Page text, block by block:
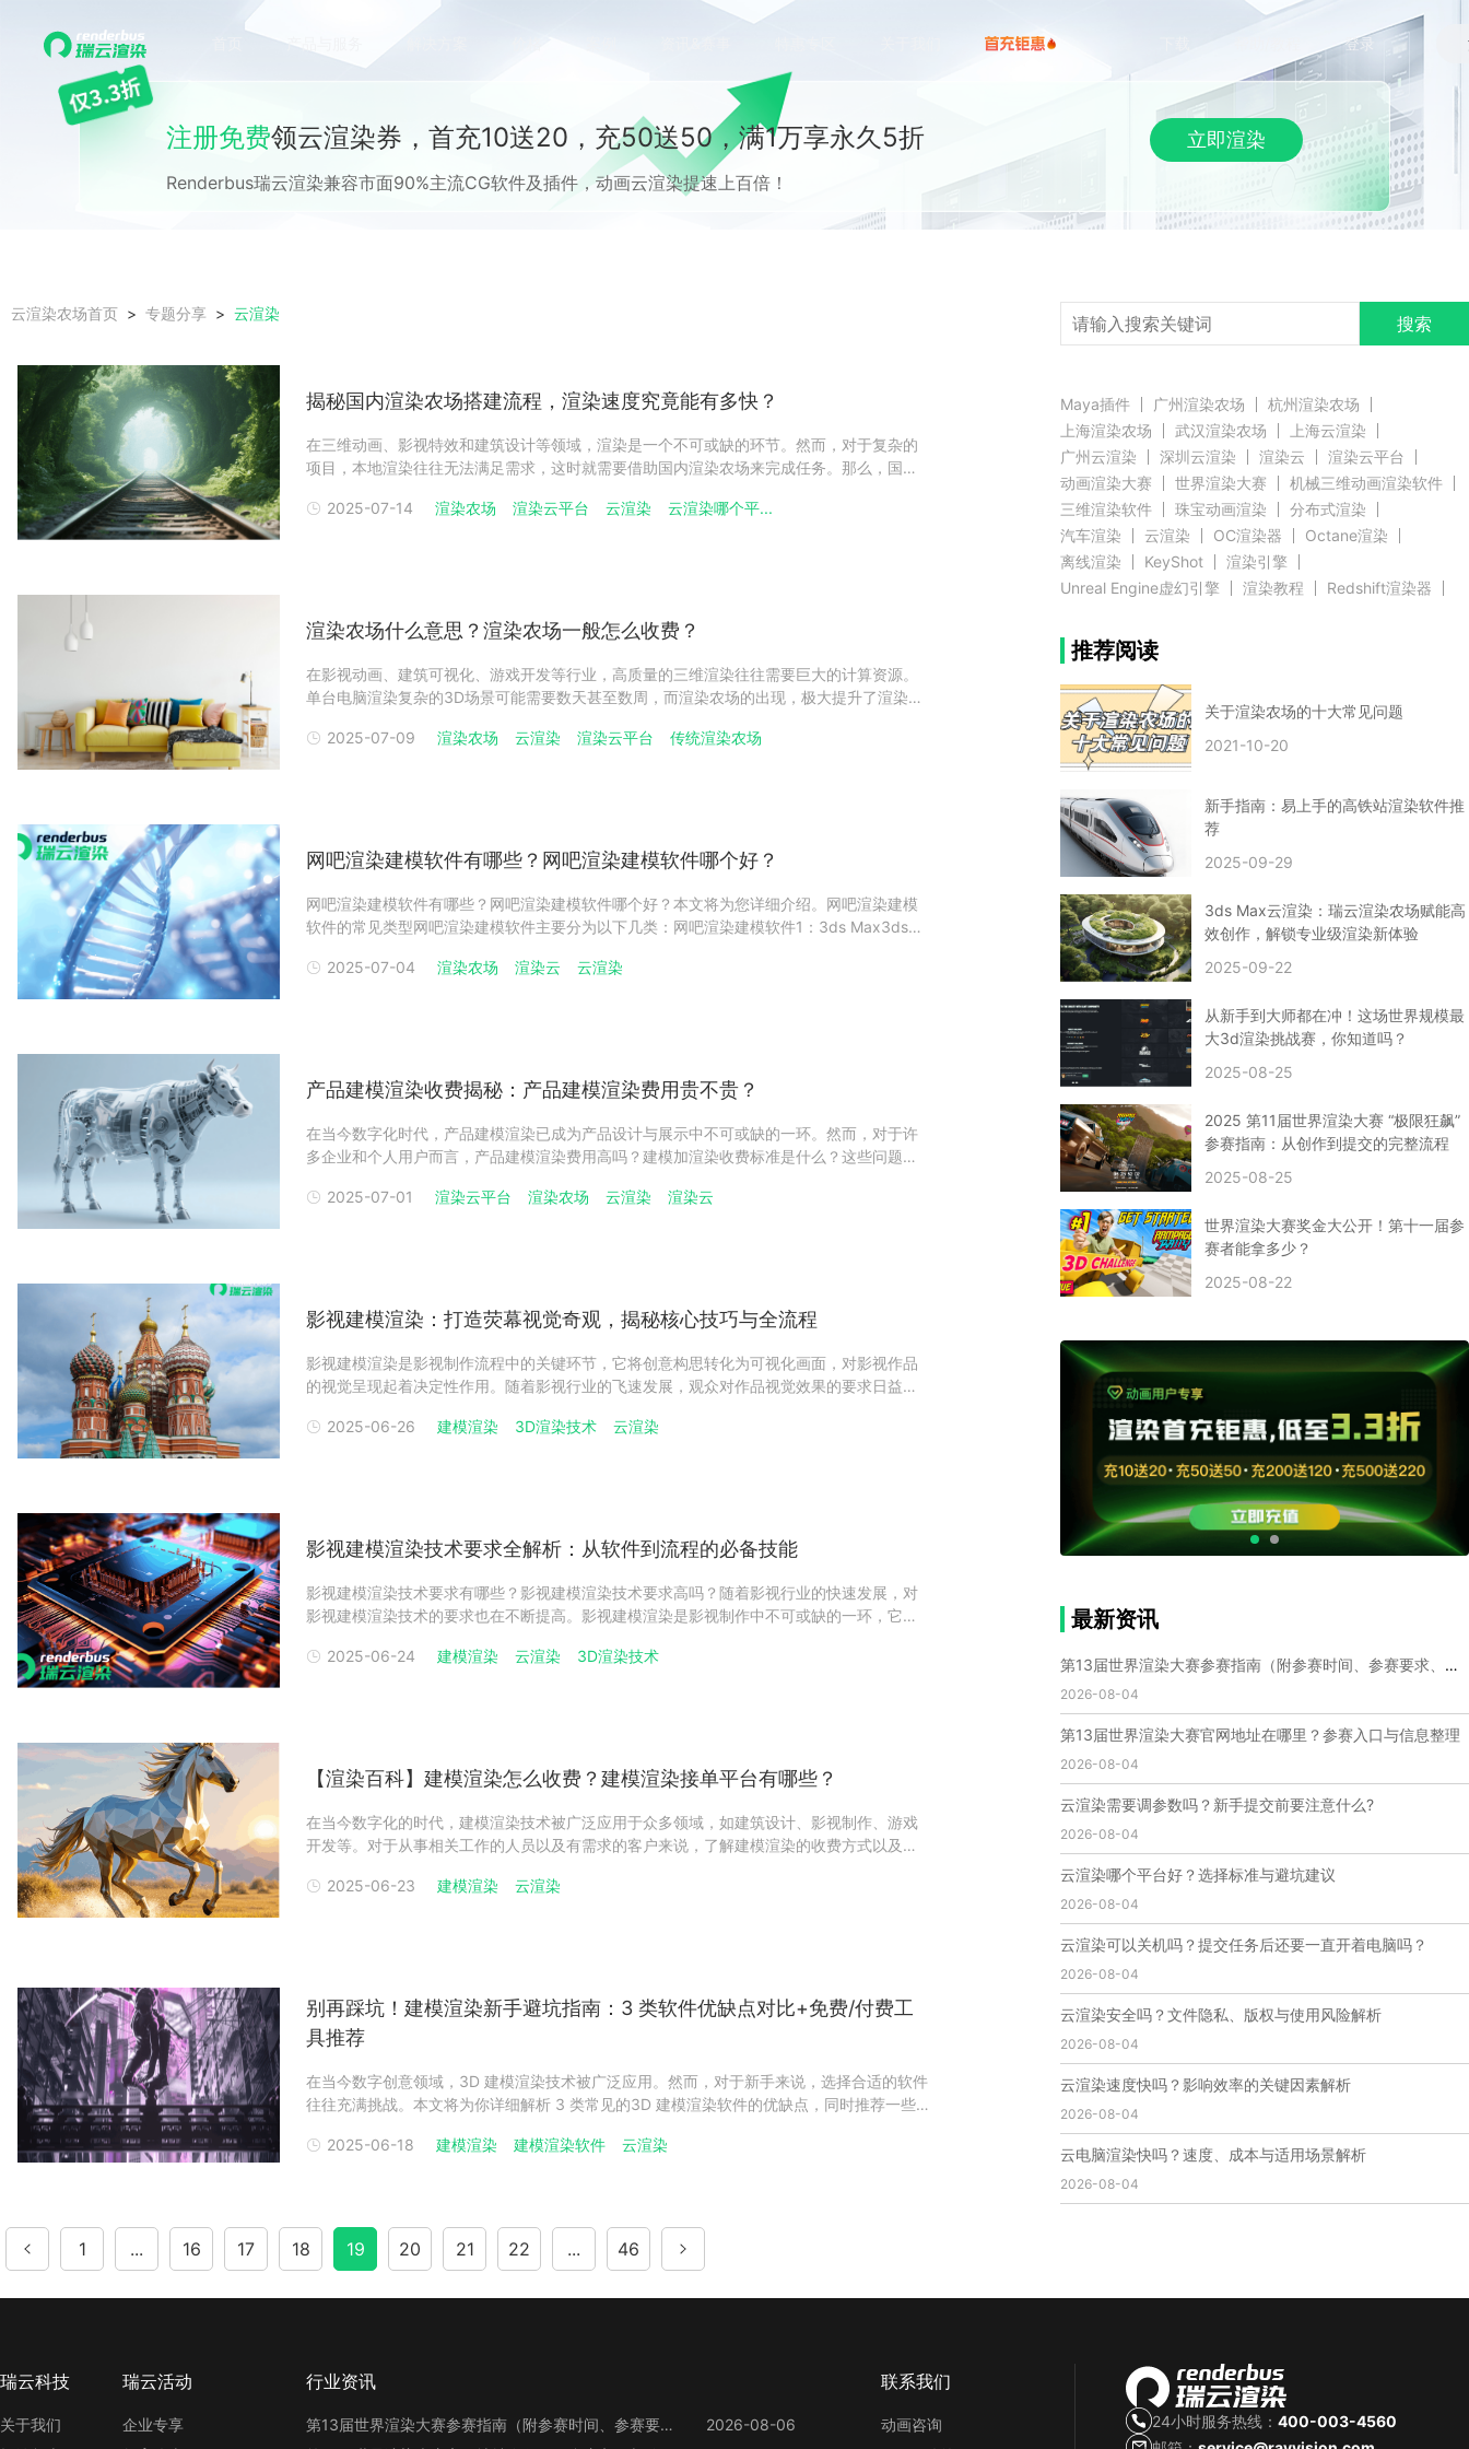
产品与服务 登录
注册免费领云渲染券，首充10送20，充50送50，满1万享永久5折
Renderbus瑞云渲染兼容市面90%主流CG软件及插件，动画云渲染提速上百倍！
立即渲染
云渲染农场首页 专题分享 云渲染
揭秘国内渲染农场搭建流程，渲染速度究竟能有多快？
在三维动画、影视特效和建筑设计等领域，渲染是一个不可或缺的环节。然而，对于复杂的
项目，本地渲染往往无法满足需求，这时就需要借助国内渲染农场来完成任务。那么，国内
搭建一个国内渲染农场需要以下几个关键步骤：步骤1、需求分析首先，需要明确渲染农场的
2025-07-14 渲染农场 渲染云平台 云渲染 云渲染哪个平...
渲染农场什么意思？渲染农场一般怎么收费？
在影视动画、建筑可视化、游戏开发等行业，高质量的三维渲染往往需要巨大的计算资源。
单台电脑渲染复杂的3D场景可能需要数天甚至数周，而渲染农场的出现，极大提升了渲染效
工作原理、收费模式，并推荐高效可靠的云渲染服务。1. 渲染农场什么意思？渲染农场
2025-07-09 渲染农场 云渲染 渲染云平台 传统渲染农场
网吧渲染建模软件有哪些？网吧渲染建模软件哪个好？
网吧渲染建模软件有哪些？网吧渲染建模软件哪个好？本文将为您详细介绍。网吧渲染建模
软件的常见类型网吧渲染建模软件主要分为以下几类：网吧渲染建模软件1：3ds Max3ds
工具和丰富的插件生态系统而闻名，能够创建出复杂的三维模型，并结合 V-Ray、Coro
2025-07-04 渲染农场 渲染云 云渲染
产品建模渲染收费揭秘：产品建模渲染费用贵不贵？
在当今数字化时代，产品建模渲染已成为产品设计与展示中不可或缺的一环。然而，对于许
多企业和个人用户而言，产品建模渲染费用高吗？建模加渲染收费标准是什么？这些问题一
一个高效、实惠的云渲染平台 Renderbus 瑞云渲染。产品建模渲染费用的4大影响因素产品
2025-07-01 渲染云平台 渲染农场 云渲染 渲染云
影视建模渲染：打造荧幕视觉奇观，揭秘核心技巧与全流程
影视建模渲染是影视制作流程中的关键环节，它将创意构思转化为可视化画面，对影视作品
的视觉呈现起着决定性作用。随着影视行业的飞速发展，观众对作品视觉效果的要求日益提
实用的影视建模渲染技巧呢？本文将为你详细解答。影视建模渲染是做什么的？影视建模渲
2025-06-26 建模渲染 3D渲染技术 云渲染
影视建模渲染技术要求全解析：从软件到流程的必备技能
影视建模渲染技术要求有哪些？影视建模渲染技术要求高吗？随着影视行业的快速发展，对
影视建模渲染技术的要求也在不断提高。影视建模渲染是影视制作中不可或缺的一环，它涉
都有较高的要求。以下是关于影视建模渲染技术要求的详细介绍。影视建模渲染技术要求1：
2025-06-24 建模渲染 云渲染 3D渲染技术
【渲染百科】建模渲染怎么收费？建模渲染接单平台有哪些？
在当今数字化的时代，建模渲染技术被广泛应用于众多领域，如建筑设计、影视制作、游戏
开发等。对于从事相关工作的人员以及有需求的客户来说，了解建模渲染的收费方式以及可
按时间收费：这是建模渲染平台上较为常见的收费模式之一。用户依据使用平台进行渲染的
2025-06-23 建模渲染 云渲染
别再踩坑！建模渲染新手避坑指南：3 类软件优缺点对比+免费/付费工
具推荐
在当今数字创意领域，3D 建模渲染技术被广泛应用。然而，对于新手来说，选择合适的软件
往往充满挑战。本文将为你详细解析 3 类常见的3D 建模渲染软件的优缺点，同时推荐一些
级工具（一）专业级 3D 建模渲染软件专业级软件如 3ds Max、Maya 等，功能
2025-06-18 建模渲染 建模渲染软件 云渲染
1 ... 16 17 18 19 20 21 22 ... 46
搜索
Maya插件 广州渲染农场
杭州渲染农场
上海渲染农场
武汉渲染农场
上海云渲染
广州云渲染
深圳云渲染 渲染云
渲染云平台
动画渲染大赛
世界渲染大赛
机械三维动画渲染软件
三维渲染软件
珠宝动画渲染
分布式渲染
汽车渲染
云渲染 OC渲染器
Octane渲染
离线渲染
KeyShot
渲染引擎
Unreal Engine虚幻引擎
渲染教程
Redshift渲染器
推荐阅读
3D模型教程
云渲染农场使用教程
渲染图黑色
云渲染农场价格
建筑效果图渲染
渲染速度慢
贴图教程
CG角色制作心得
动画渲染 在线渲染
渲染技巧
雕刻3D模型
Blender云端渲染
maya渲染 CG动画
动画制作
Blender
CG渲染 渲染农场
3dmax云端渲染
渲染图
CG原画
clarisse教程
拟真人物制作 实时渲染
视觉效果
视觉特效
特效 VRay制作案例
VFX案例
手动渲染农场
云渲染小课堂
CPU渲染
Arnold案例
vr渲染器
效果图渲染 免费云渲染
Autodesk
2D转3D
SU渲染 圣诞短片
风暴幽灵船
云渲染大咖专访
CG电影云渲染案例
Houdini建模案例
CG人物制作
Maya基础知识
Blender渲染技巧
3ds Max资讯
3ds Max教程
CG软件资讯
3d云渲染
3dmax渲染
Substance Painter
vray网络渲染
SAAS渲染农场
Lumion
ZBrush技巧
SketchUp教程
3dmax 渲染慢
渲染卡顿
云渲染怎么收费
纹理渲染
全局光引擎
渲染溢色
EEVEE渲染器
Cycles渲染器
C4D教程
Corona降噪器
奥斯卡
人物建模渲染
在线建模渲染
北京渲染农场
成都动画渲染
免费渲染农场
网络渲染农场
个人渲染农场
小型渲染农场
自建渲染农场
视频渲染农场
渲染农场软件
cpu渲染农场
渲染农场费用
渲染农场下载
模型软件
建模渲染软件
三维建模渲染
3d建模渲染
云渲染农场
C4D渲染农场
渲染农场收费
云渲染农场价格
瑞云渲染农场价格
动画渲染农场
第十一届世界渲染大赛
世界渲染大赛时间
世界渲染大赛官网
国际渲染大赛
国际渲染大赛排名
世界渲染大赛软件
瑞云官网
瑞云科技 端云
瑞云渲染官网
网络渲染软件
云渲染服务
云渲染怎么收费
云渲染怎么用
云渲染技术
云渲染原理 云渲染插件
云渲染软件
云渲染引擎
云渲染主机
云渲染软件厂家
免费云渲染
云渲染网站
云渲染收费 云渲染厂家
云渲染厂商
瑞云渲染大赛
3d渲染大赛
CG动画渲染大赛
瑞云渲染大赛报名页
瑞云渲染大赛奖项
瑞云渲染大赛历届大赛回顾
云渲染电脑
云渲染配置 云主机渲染
视频云渲染
实时渲染云
推荐阅读
关于渲染农场的十大常见问题
2021-10-20
新手指南：易上手的高铁站渲染软件推
荐
2025-09-29
3ds Max云渲染：瑞云渲染农场赋能高
效创作，解锁专业级渲染新体验
2025-09-22
从新手到大师都在冲！这场世界规模最
大3d渲染挑战赛，你知道吗？
2025-08-25
2025 第11届世界渲染大赛 “极限狂飙”
参赛指南：从创作到提交的完整流程
2025-08-25
世界渲染大赛奖金大公开！第十一届参
赛者能拿多少？
2025-08-22
最新资讯
第13届世界渲染大赛参赛指南（附参赛时间、参赛要求、赛事奖励等）
2026-08-04
第13届世界渲染大赛官网地址在哪里？参赛入口与信息整理
2026-08-04
云渲染需要调参数吗？新手提交前要注意什么?
2026-08-04
云渲染哪个平台好？选择标准与避坑建议
2026-08-04
云渲染可以关机吗？提交任务后还要一直开着电脑吗？
2026-08-04
云渲染安全吗？文件隐私、版权与使用风险解析
2026-08-04
云渲染速度快吗？影响效率的关键因素解析
2026-08-04
云电脑渲染快吗？速度、成本与适用场景解析
2026-08-04
瑞云科技
关于我们
瑞云活动
企业专享
行业资讯
第13届世界渲染大赛参赛指南（附参赛时间、参赛要求、赛事奖励等）
2026-08-06
联系我们
动画咨询
24小时服务热线：400-003-4560